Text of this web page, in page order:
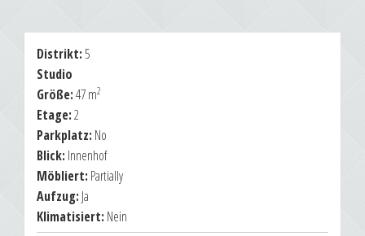
Distrikt: 5
Studio
Größe:47 m2
Etage:2
Parkplatz: No
Blick: Innenhof
Möbliert: Partially
Aufzug: Ja
Klimatisiert: Nein